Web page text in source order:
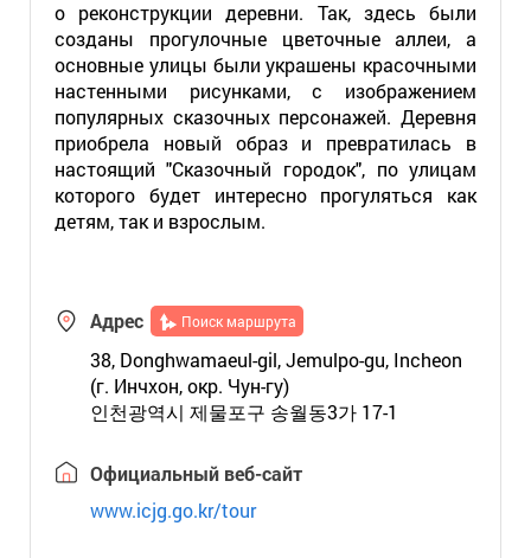
о реконструкции деревни. Так, здесь были
созданы прогулочные цветочные аллеи, а
основные улицы были украшены красочными
настенными рисунками, с изображением
популярных сказочных персонажей. Деревня
приобрела новый образ и превратилась в
настоящий "Сказочный городок", по улицам
которого будет интересно прогуляться как
детям, так и взрослым.
Адрес Поиск маршрута
38, Donghwamaeul-gil, Jemulpo-gu, Incheon
(г. Инчхон, окр. Чун-гу)
인천광역시 제물포구 송월동3가 17-1
Официальный веб-сайт
www.icjg.go.kr/tour